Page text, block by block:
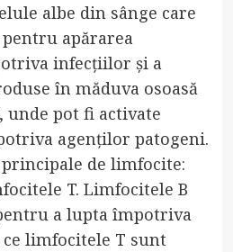
albe din sânge care
apărarea
infecțiilor și a
în măduva osoasă
unde pot fi activate
agenților patogeni.
de limfocite:
T. Limfocitele B
a lupta împotriva
limfocitele T sunt